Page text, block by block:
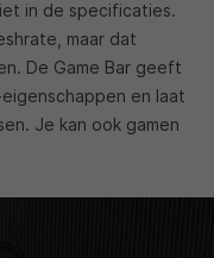
in de specificaties.
maar dat
De Game Bar geeft
en laat
Je kan ook gamen